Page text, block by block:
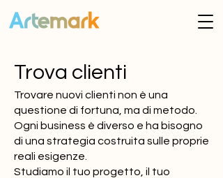
Trova clienti
Trovare nuovi clienti non è una
questione di fortuna, ma di metodo.
Ogni business è diverso e ha bisogno
di una strategia costruita sulle proprie
reali esigenze.
Studiamo il tuo progetto, il tuo